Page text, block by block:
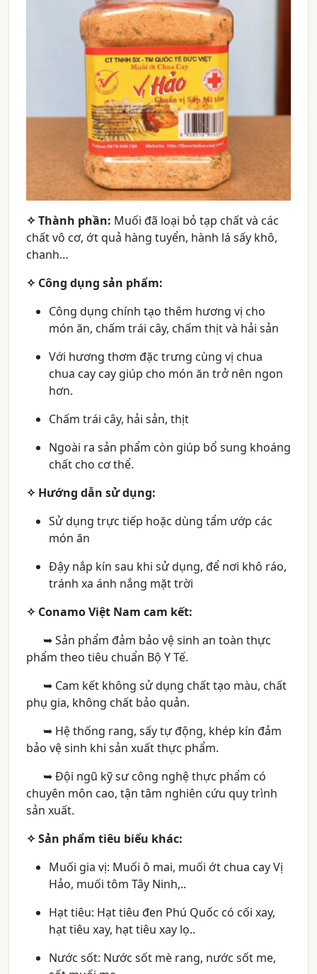
✧Thành phần: Muối đã loại bỏ tạp chất và các
chất vô cơ, ớt quả hàng tuyển, hành lá sấy khô,
chanh…
✧ Công dụng sản phẩm:
Công dụng chính tạo thêm hương vị cho
món ăn, chấm trái cây, chấm thịt và hải sản
Với hương thơm đặc trưng cùng vị chua
chua cay cay giúp cho món ăn trở nên ngon
hơn.
Chấm trái cây, hải sản, thịt
Ngoài ra sản phẩm còn giúp bổ sung khoáng
chất cho cơ thể.
✧ Hướng dẫn sử dụng:
Sử dụng trực tiếp hoặc dùng tẩm ướp các
món ăn
Đậy nắp kín sau khi sử dụng, để nơi khô ráo,
tránh xa ánh nắng mặt trời
✧ Conamo Việt Nam cam kết:
➥ Sản phẩm đảm bảo vệ sinh an toàn thực
phẩm theo tiêu chuẩn Bộ Y Tế.
➥ Cam kết không sử dụng chất tạo màu, chất
phụ gia, không chất bảo quản.
➥ Hệ thống rang, sấy tự động, khép kín đảm
bảo vệ sinh khi sản xuất thực phẩm.
➥Đội ngũ kỹ sư công nghệ thực phẩm có
chuyên môn cao, tận tâm nghiên cứu quy trình
sản xuất.
✧Sản phẩm tiêu biểu khác:
Muối gia vị: Muối ô mai, muối ớt chua cay Vị
Hảo, muối tôm Tây Ninh,..
Hạt tiêu: Hạt tiêu đen Phú Quốc có cối xay,
hạt tiêu xay, hạt tiêu xay lọ..
Nước sốt: Nước sốt mè rang, nước sốt me,